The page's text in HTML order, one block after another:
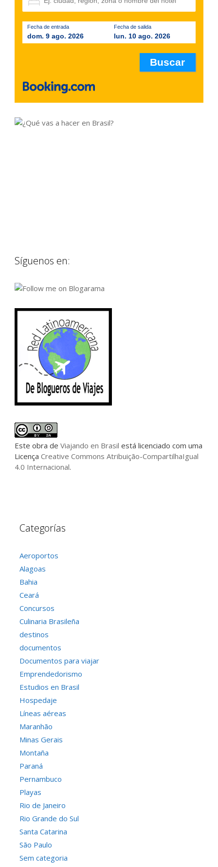
Fecha de entrada
dom. 9 ago. 2026
Fecha de salida
lun. 10 ago. 2026
Síguenos en:
Este obra de Viajando en Brasil está licenciado com uma
Licença Creative Commons Atribuição-CompartilhaIgual
4.0 Internacional.
Categorías
Aeroportos
Alagoas
Bahia
Ceará
Concursos
Culinaria Brasileña
destinos
documentos
Documentos para viajar
Emprendedorismo
Estudios en Brasil
Hospedaje
Líneas aéreas
Maranhão
Minas Gerais
Montaña
Paraná
Pernambuco
Playas
Rio de Janeiro
Rio Grande do Sul
Santa Catarina
São Paulo
Sem categoria